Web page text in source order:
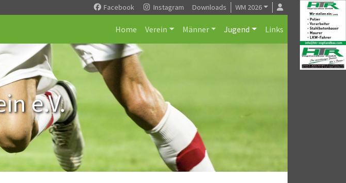
Facebook Instagram Downloads WM 2026
Home Verein Männer Jugend Links
e.V.